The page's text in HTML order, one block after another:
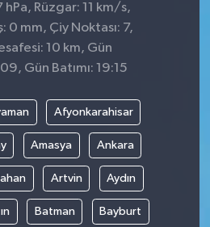
hPa, Rüzgar: 11 km/s,
0 mm, Çiy Noktası: 7,
10 km, Gün
Gün Batımı: 19:15
Afyonkarahisar
Amasya Ankara
Artvin Aydın
Batman Bayburt